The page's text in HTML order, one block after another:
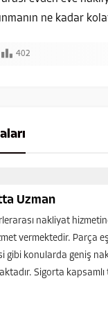
ne kadar
402
Uzman
nakliyat
vermektedir. Parça
gibi konularda geniş
Sigorta kapsamlı